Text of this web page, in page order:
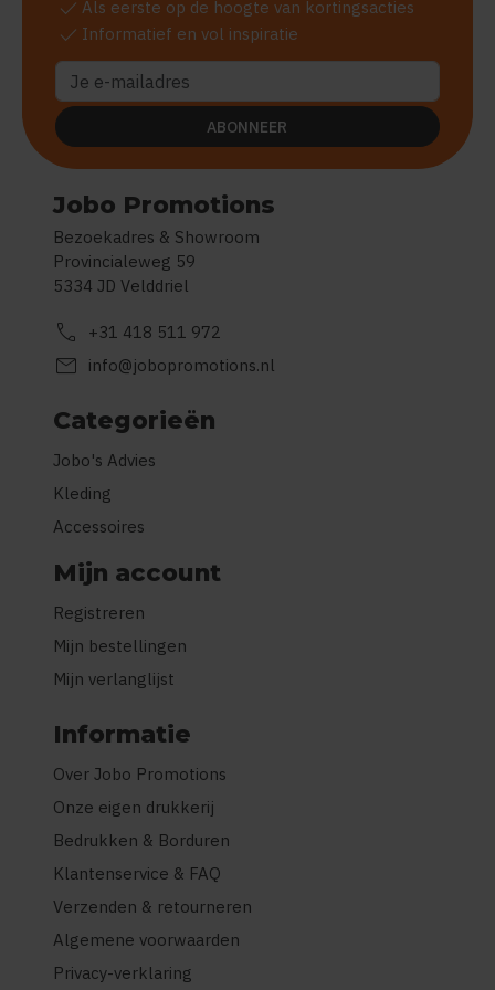
Jobo Promotions
Bezoekadres & Showroom
Provincialeweg 59
5334 JD Velddriel
call +31 418 511 972
mail info@jobopromotions.nl
Categorieën
Jobo's Advies
Kleding
Accessoires
Mijn account
Registreren
Mijn bestellingen
Mijn verlanglijst
Informatie
Over Jobo Promotions
Onze eigen drukkerij
Bedrukken & Borduren
Klantenservice & FAQ
Verzenden & retourneren
Algemene voorwaarden
Privacy-verklaring
check Als eerste op de hoogte van kortingsacties
check Informatief en vol inspiratie
ABONNEER